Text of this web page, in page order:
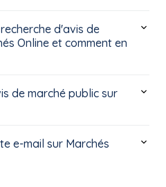
d'avis de
Online et comment en
de marché public sur
e-mail sur Marchés